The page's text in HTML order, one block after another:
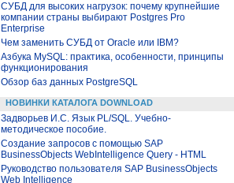
СУБД для высоких нагрузок: почему крупнейшие
компании страны выбирают Postgres Pro
Enterprise
Чем заменить СУБД от Oracle или IBM?
Азбука MySQL: практика, особенности, принципы
функционирования
Обзор баз данных PostgreSQL
НОВИНКИ КАТАЛОГА DOWNLOAD
Задворьев И.С. Язык PL/SQL. Учебно-
методическое пособие.
Создание запросов с помощью SAP
BusinessObjects WebIntelligence Query - HTML
Руководство пользователя SAP BusinessObjects
Web Intelligence